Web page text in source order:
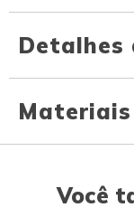
Detalhes
Materiais
Você